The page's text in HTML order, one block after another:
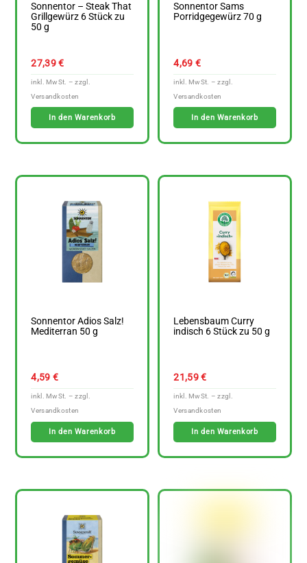
Sonnentor – Steak That
Grillgewürz 6 Stück zu
50 g
27,39€
In den Warenkorb
Sonnentor Sams
Porridgegewürz 70 g
4,69 €
In den Warenkorb
Sonnentor Adios Salz!
Mediterran 50 g
4,59 €
In den Warenkorb
Lebensbaum Curry
indisch 6 Stück zu 50 g
21,59€
In den Warenkorb